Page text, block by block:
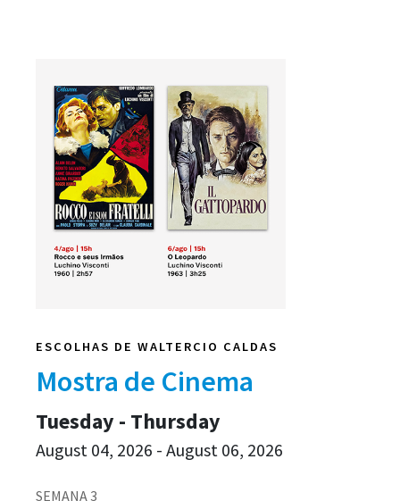
ESCOLHAS DE WALTERCIO CALDAS
Mostra de Cinema
SEMANA 3
Tuesday - Thursday
August 04, 2026 - August 06, 2026